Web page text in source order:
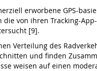
erworbene GPS-
von ihren Tracking-
[9].
Verteilung des
und finden
weisen auf einen